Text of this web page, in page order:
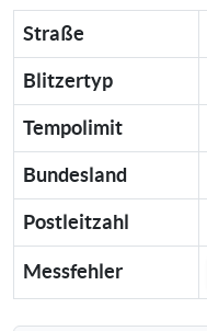
Straße
Blitzertyp
Tempolimit
Bundesland
Postleitzahl
Messfehler